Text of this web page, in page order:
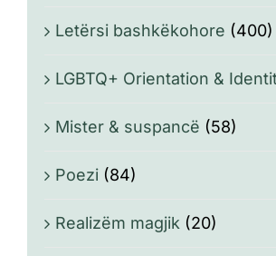
Letërsi bashkëkohore (400)
LGBTQ+ Orientation &
Mister & suspancë (58)
Poezi (84)
Realizëm magjik (20)